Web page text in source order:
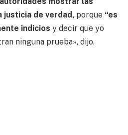
justicia de verdad, porque “es
indicios y decir que yo
ninguna prueba», dijo.